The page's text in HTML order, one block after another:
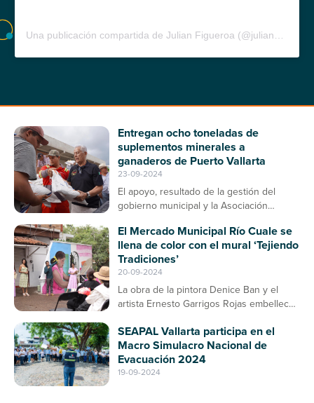
Entregan ocho toneladas de
suplementos minerales a
ganaderos de Puerto Vallarta
23-09-2024
El apoyo, resultado de la gestión del
gobierno municipal y la Asociación
enfermedades en el ganado bovino
El Mercado Municipal Río Cuale se
llena de color con el mural ‘Tejiendo
Tradiciones’
20-09-2024
La obra de la pintora Denice Ban y el
artista Ernesto Garrigos Rojas embellece
como un espacio de arte y cultura en
Puerto Vallarta
SEAPAL Vallarta participa en el
Macro Simulacro Nacional de
Evacuación 2024
19-09-2024